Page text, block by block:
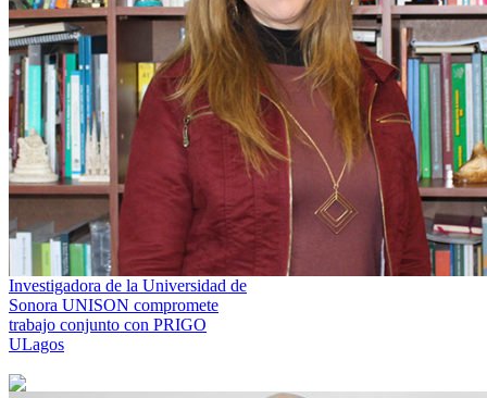
Investigadora de la Universidad de
Sonora UNISON compromete
trabajo conjunto con PRIGO
ULagos